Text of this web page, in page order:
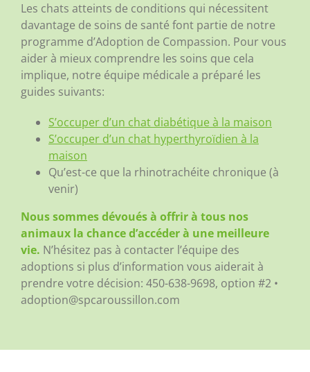
Les chats atteints de conditions qui nécessitent
davantage de soins de santé font partie de notre
programme d’Adoption de Compassion. Pour vous
aider à mieux comprendre les soins que cela
implique, notre équipe médicale a préparé les
guides suivants:
S’occuper d’un chat diabétique à la maison
S’occuper d’un chat hyperthyroïdien à la
maison
Qu’est-ce que la rhinotrachéite chronique (à
venir)
Nous sommes dévoués à offrir à tous nos
animaux la chance d’accéder à une meilleure
vie. N’hésitez pas à contacter l’équipe des
adoptions si plus d’information vous aiderait à
prendre votre décision: 450-638-9698, option #2 •
adoption@spcaroussillon.com